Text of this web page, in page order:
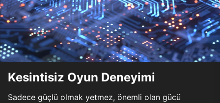
Kesintisiz Oyun Deneyimi
Sadece güçlü olmak yetmez, önemli olan gücü